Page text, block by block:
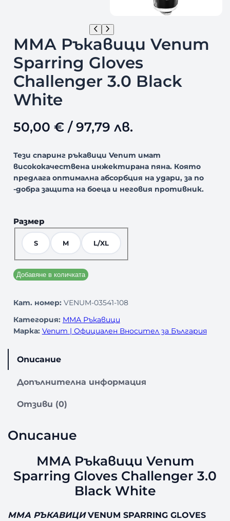
ММА Ръкавици Venum
Sparring Gloves
Challenger 3.0 Black
White
50,00 €/ 97,79 лв.
Тези спаринг ръкавици Venum имат
висококачествена инжектирана пяна. Която
предлага оптимална абсорбция на удари, за по
-добра защита на боеца и неговия противник.
Размер
S M L/XL
Добавяне в количката
Кат. номер: VENUM-03541-108
Категория: ММА Ръкавици
Марка: Venum | Официален Вносител за България
Описание
Допълнителна информация
Отзиви (0)
Описание
ММА Ръкавици Venum
Sparring Gloves Challenger 3.0
Black White
ММА РЪКАВИЦИVENUM SPARRING GLOVES